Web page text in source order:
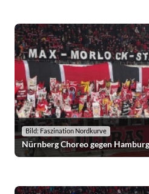
Bild: Faszination Nordkurve
Nürnberg Choreo gegen Hamburg